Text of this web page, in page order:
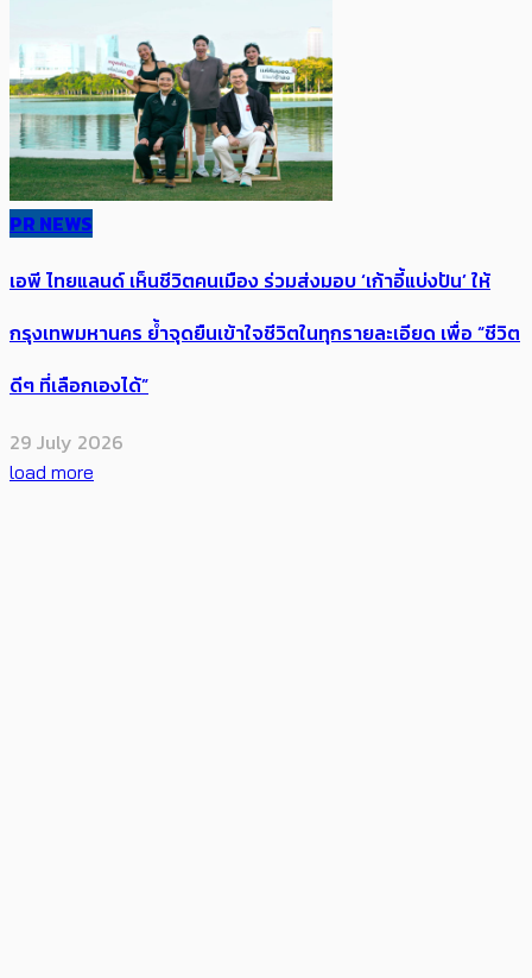
PR NEWS
เอพี ไทยแลนด์ เห็นชีวิตคนเมือง ร่วมส่งมอบ ‘เก้าอี้แบ่งปัน’ ให้
กรุงเทพมหานคร ย้ำจุดยืนเข้าใจชีวิตในทุกรายละเอียด เพื่อ “ชีวิต
ดีๆ ที่เลือกเองได้”
29 July 2026
load more